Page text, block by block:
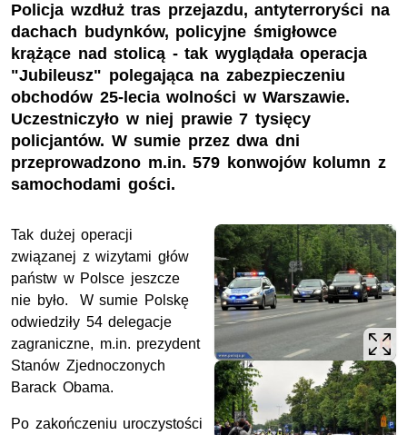
Policja wzdłuż tras przejazdu, antyterroryści na
dachach budynków, policyjne śmigłowce
krążące nad stolicą - tak wyglądała operacja
"Jubileusz" polegająca na zabezpieczeniu
obchodów 25-lecia wolności w Warszawie.
Uczestniczyło w niej prawie 7 tysięcy
policjantów. W sumie przez dwa dni
przeprowadzono m.in. 579 konwojów kolumn z
samochodami gości.
Tak dużej operacji
związanej z wizytami głów
państw w Polsce jeszcze
nie było. W sumie Polskę
odwiedziły 54 delegacje
zagraniczne, m.in. prezydent
Stanów Zjednoczonych
Barack Obama.
Po zakończeniu uroczystości